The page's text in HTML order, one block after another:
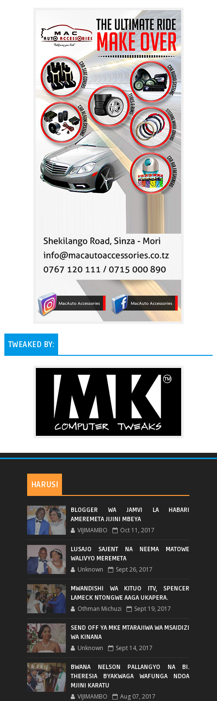
TWEAKED BY:
HARUSI
BLOGGER WA JAMVI LA HABARI
AMEREMETA JIJINI MBEYA
VIJIMAMBO Oct 11, 2017
LUSAJO SAJENT NA NEEMA MATOWE
WALIVYO MEREMETA
Unknown Sept 26, 2017
MWANDISHI WA KITUO ITV, SPENCER
LAMECK NTONGWE AAGA UKAPERA.
Othman Michuzi Sept 19, 2017
SEND OFF YA MKE MTARAJIWA WA MSAIDIZI
WA KINANA
Unknown Sept 14, 2017
BWANA NELSON PALLANGYO NA BI.
THERESIA BYAKWAGA WAFUNGA NDOA
MJINI KARATU
VIJIMAMBO Aug 07, 2017